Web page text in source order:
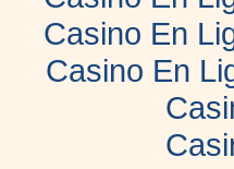
Casino En
Casino En